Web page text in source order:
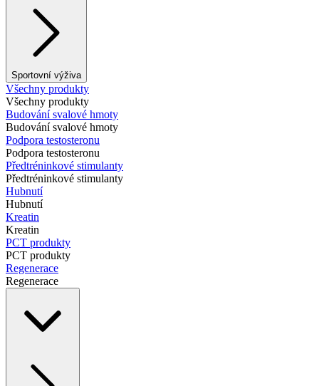
Sportovní výživa
Všechny produkty
Všechny produkty
Budování svalové hmoty
Budování svalové hmoty
Podpora testosteronu
Podpora testosteronu
Předtréninkové stimulanty
Předtréninkové stimulanty
Hubnutí
Hubnutí
Kreatin
Kreatin
PCT produkty
PCT produkty
Regenerace
Regenerace